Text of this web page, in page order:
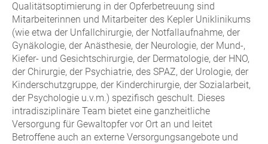
Qualitätsoptimierung in der Opferbetreuung sind
Mitarbeiterinnen und Mitarbeiter des Kepler Uniklinikums
(wie etwa der Unfallchirurgie, der Notfallaufnahme, der
Gynäkologie, der Anästhesie, der Neurologie, der Mund-,
Kiefer- und Gesichtschirurgie, der Dermatologie, der HNO,
der Chirurgie, der Psychiatrie, des SPAZ, der Urologie, der
Kinderschutzgruppe, der Kinderchirurgie, der Sozialarbeit,
der Psychologie u.v.m.) spezifisch geschult. Dieses
intradisziplinäre Team bietet eine ganzheitliche
Versorgung für Gewaltopfer vor Ort an und leitet
Betroffene auch an externe Versorgungsangebote und